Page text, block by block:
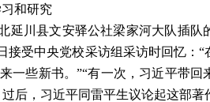
和研究
延川县文安驿公社梁家河大队插队
接受中央党校采访组采访时回忆：
一些新书。”“有一次，习近平带
后，习近平同雷平生议论起这部